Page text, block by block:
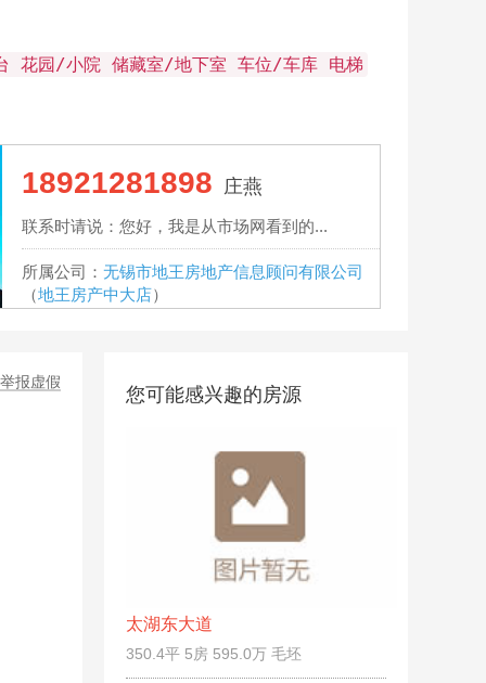
花园/小院 储藏室/地下室 车位/车库 电梯
18921281898 庄燕
联系时请说：您好，我是从市场网看到的...
所属公司： 无锡市地王房地产信息顾问有限公司
（地王房产中大店）
报虚假
您可能感兴趣的房源
太湖东大道
350.4平 5房 595.0万 毛坯